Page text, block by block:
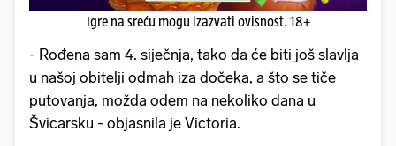
Igre na sreću mogu izazvati ovisnost. 18+
- Rođena sam 4. siječnja, tako da će biti još slavlja
u našoj obitelji odmah iza dočeka, a što se tiče
putovanja, možda odem na nekoliko dana u
Švicarsku - objasnila je Victoria.